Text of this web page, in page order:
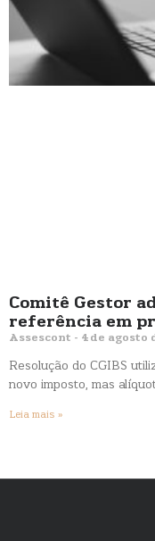
Comitê Gestor
referência em
Assescont 4 de agosto
Resolução do CGIBS
novo imposto, mas
Leia mais »